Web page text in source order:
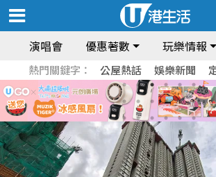
演唱會 優惠著數 玩樂情報
熱門關鍵字： 公屋熱話 娛樂新聞